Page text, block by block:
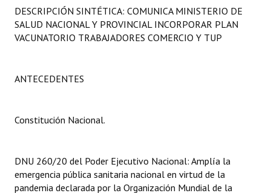
Programas
Constitución Nacional
Carta Orgánica 2007
Digesto
DESCRIPCIÓN SINTÉTICA: COMUNICA MINISTERIO DE
SALUD NACIONAL Y PROVINCIAL INCORPORAR PLAN
VACUNATORIO TRABAJADORES COMERCIO Y TUP
ANTECEDENTES
Constitución Nacional.
DNU 260/20 del Poder Ejecutivo Nacional: Amplía la
emergencia pública sanitaria nacional en virtud de la
pandemia declarada por la Organización Mundial de la